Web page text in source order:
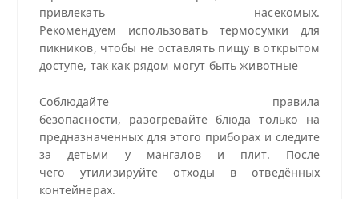
привлекать насекомых.
Рекомендуем использовать термосумки для
пикников, чтобы не оставлять пищу в открытом
доступе, так как рядом могут быть животные
Соблюдайте правила
безопасности, разогревайте блюда только на
предназначенных для этого приборах и следите
за детьми у мангалов и плит. После
чего утилизируйте отходы в отведённых
контейнерах.